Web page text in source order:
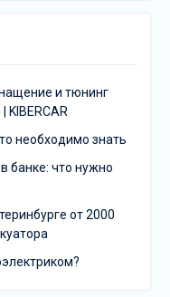
и тюнинг
KIBERCAR
необходимо знать
банке: что нужно
от 2000